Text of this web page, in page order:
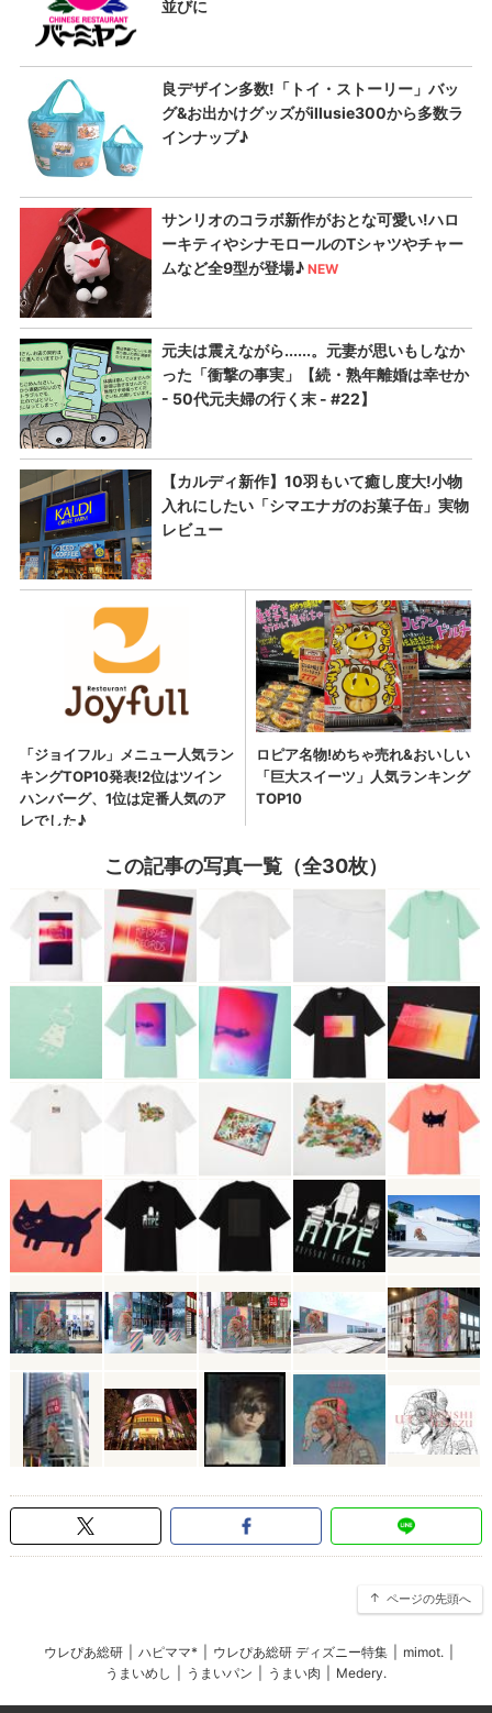
この記事の写真一覧（全30枚）
ページの先頭へ
ウレぴあ総研 ハピママ* ウレぴあ総研 ディズニー特集 mimot.
うまいめし
うまいパン うまい肉 Medery.